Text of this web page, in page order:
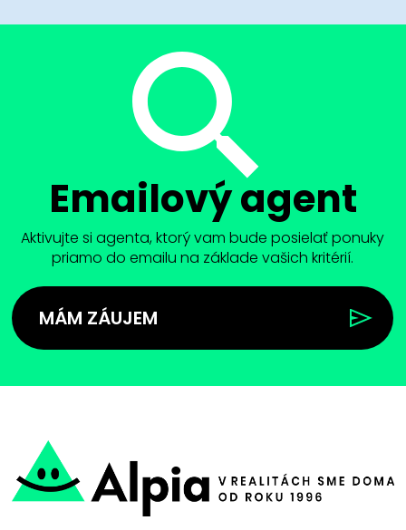
Emailový agent
Aktivujte si agenta, ktorý vam bude posielať ponuky
priamo do emailu na základe vašich kritérií.
MÁM ZÁUJEM